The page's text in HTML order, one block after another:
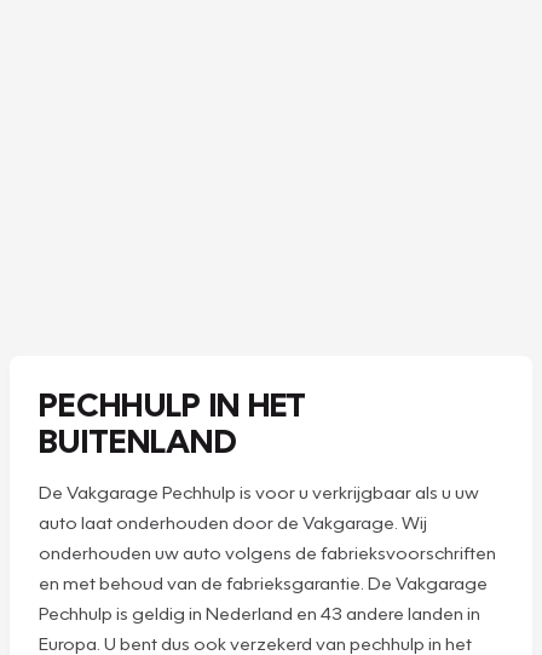
PECHHULP IN HET
BUITENLAND
De Vakgarage Pechhulp is voor u verkrijgbaar als u uw
auto laat onderhouden door de Vakgarage. Wij
onderhouden uw auto volgens de fabrieksvoorschriften
en met behoud van de fabrieksgarantie. De Vakgarage
Pechhulp is geldig in Nederland en 43 andere landen in
Europa. U bent dus ook verzekerd van pechhulp in het